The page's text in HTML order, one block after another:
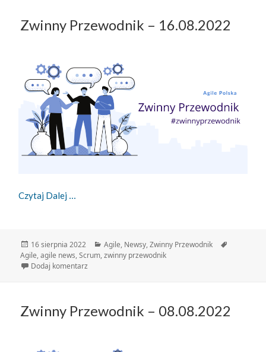
Zwinny Przewodnik – 16.08.2022
Czytaj Dalej
Data
publikacji
16 sierpnia 2022 Kategorie
Agile, Newsy,Zwinny Przewodnik
Agile,agile news,Scrum,zwinny przewodnik
Dodaj komentarz
Zwinny Przewodnik – 08.08.2022